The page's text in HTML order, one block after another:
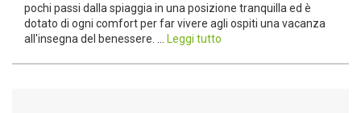
pochi passi dalla spiaggia in una posizione tranquilla ed è
dotato di ogni comfort per far vivere agli ospiti una vacanza
all'insegna del benessere. ...
Leggi tutto